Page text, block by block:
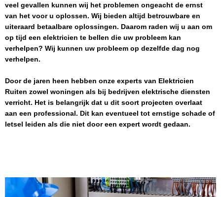
veel gevallen kunnen wij het problemen ongeacht de ernst
van het voor u oplossen. Wij bieden altijd betrouwbare en
uiteraard betaalbare oplossingen. Daarom raden wij u aan om
op tijd een elektricien te bellen die uw probleem kan
verhelpen? Wij kunnen uw probleem op dezelfde dag nog
verhelpen.
Door de jaren heen hebben onze experts van Elektricien
Ruiten zowel woningen als bij bedrijven elektrische diensten
verricht. Het is belangrijk dat u dit soort projecten overlaat
aan een professional. Dit kan eventueel tot ernstige schade of
letsel leiden als die niet door een expert wordt gedaan.